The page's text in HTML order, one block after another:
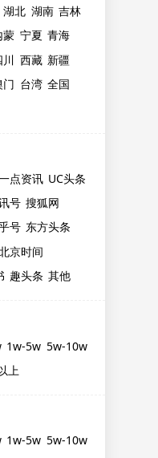
湖北 湖南 吉林
蒙 宁夏 青海
川 西藏 新疆
门 台湾 全国
点资讯 UC头条
号 搜狐网
号 东方头条
京时间
趣头条 其他
1w-5w 5w-10w
上
1w-5w 5w-10w